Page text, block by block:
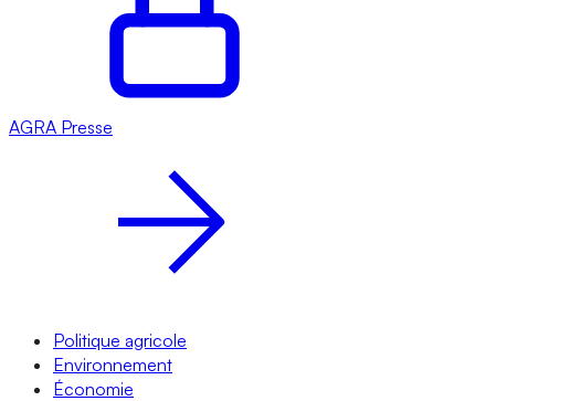
AGRA Presse
Politique agricole
Environnement
Économie